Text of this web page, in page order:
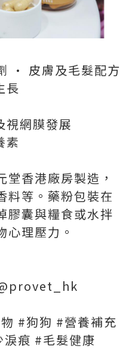
• 皮膚及毛髮配方
長
視網膜發展
素
香港廠房製造，
料等。藥粉包裝在
膠囊與糧食或水拌
心理壓力。
#狗狗 #營養補充
痕 #毛髮健康